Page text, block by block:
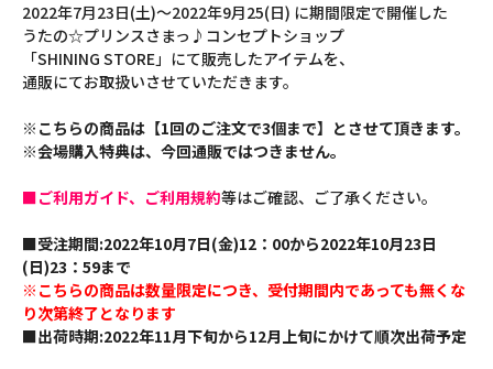
2022年7月23日(土)～2022年9月25(日) に期間限定で開催した
うたの☆プリンスさまっ♪コンセプトショップ
「SHINING STORE」にて販売したアイテムを、
通販にてお取扱いさせていただきます。
※こちらの商品は【1回のご注文で3個まで】とさせて頂きます。
※会場購入特典は、今回通販ではつきません。
■ご利用ガイド、ご利用規約等はご確認、ご了承ください。
■受注期間:2022年10月7日(金)12：00から2022年10月23日
(日)23：59まで
※こちらの商品は数量限定につき、受付期間内であっても無くな
り次第終了となります
■出荷時期:2022年11月下旬から12月上旬にかけて順次出荷予定